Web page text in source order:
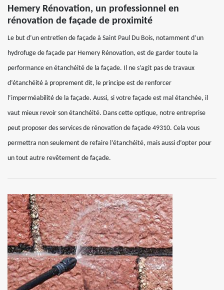
Hemery Rénovation, un professionnel en
rénovation de façade de proximité
Le but d’un entretien de façade à Saint Paul Du Bois, notamment d’un
hydrofuge de façade par Hemery Rénovation, est de garder toute la
performance en étanchéité de la façade. Il ne s’agit pas de travaux
d’étanchéité à proprement dit, le principe est de renforcer
l’imperméabilité de la façade. Aussi, si votre façade est mal étanchée, il
vaut mieux revoir son étanchéité. Dans cette optique, notre entreprise
peut proposer des services de rénovation de façade 49310. Cela vous
permettra non seulement de refaire l’étanchéité, mais aussi d’opter pour
un tout autre revêtement de façade.